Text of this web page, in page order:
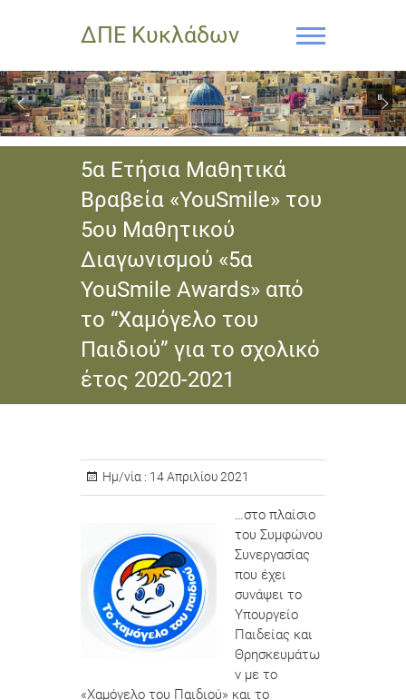
ΔΠΕ Κυκλάδων
5α Ετήσια Μαθητικά
Βραβεία «YouSmile» του
5ου Μαθητικού
Διαγωνισμού «5α
YouSmile Awards» από
το “Χαμόγελο του
Παιδιού” για το σχολικό
έτος 2020-2021
Ημ/νία : 14 Απριλίου 2021
…στο πλαίσιο
του Συμφώνου
Συνεργασίας
που έχει
συνάψει το
Υπουργείο
Παιδείας και
Θρησκευμάτω
ν με το
«Χαμόγελο του Παιδιού» και το